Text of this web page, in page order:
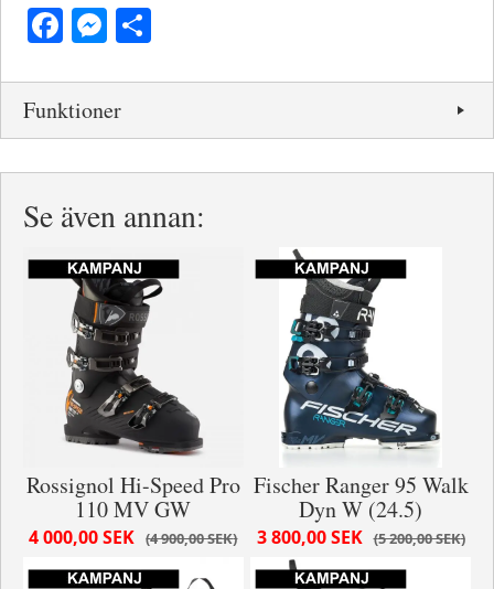
Facebook
Messenger
Funktioner
Se även annan:
Rossignol Hi-Speed Pro
110 MV GW
4 900,00 SEK
4 000,00 SEK
Fischer Ranger 95 Walk
Dyn W (24.5)
5 200,00 SEK
3 800,00 SEK